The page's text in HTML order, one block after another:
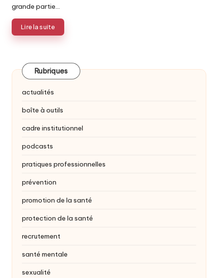
grande partie…
Lire la suite
Rubriques
actualités
boîte à outils
cadre institutionnel
podcasts
pratiques professionnelles
prévention
promotion de la santé
protection de la santé
recrutement
santé mentale
sexualité